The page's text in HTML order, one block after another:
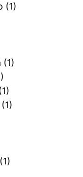
(1)
(1)
(1)
(1)
(1)